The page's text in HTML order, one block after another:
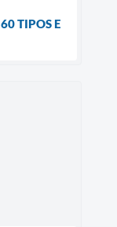
TIPOS E